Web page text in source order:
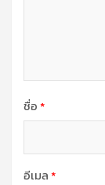
ชื่อ*
อีเมล*